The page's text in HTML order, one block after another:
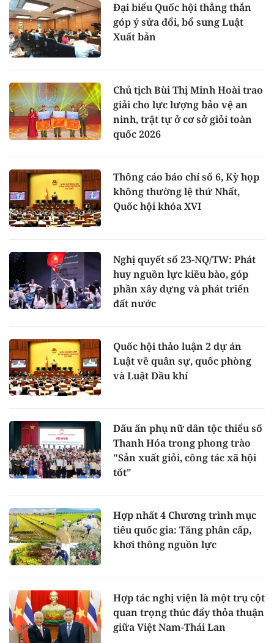
Đại biểu Quốc hội thẳng thắn
góp ý sửa đổi, bổ sung Luật
Xuất bản
Chủ tịch Bùi Thị Minh Hoài trao
giải cho lực lượng bảo vệ an
ninh, trật tự ở cơ sở giỏi toàn
quốc 2026
Thông cáo báo chí số 6, Kỳ họp
không thường lệ thứ Nhất,
Quốc hội khóa XVI
Nghị quyết số 23-NQ/TW: Phát
huy nguồn lực kiều bào, góp
phần xây dựng và phát triển
đất nước
Quốc hội thảo luận 2 dự án
Luật về quân sự, quốc phòng
và Luật Dầu khí
Dấu ấn phụ nữ dân tộc thiểu số
Thanh Hóa trong phong trào
"Sản xuất giỏi, công tác xã hội
tốt"
Hợp nhất 4 Chương trình mục
tiêu quốc gia: Tăng phân cấp,
khơi thông nguồn lực
Hợp tác nghị viện là một trụ cột
quan trọng thúc đẩy thỏa thuận
giữa Việt Nam-Thái Lan